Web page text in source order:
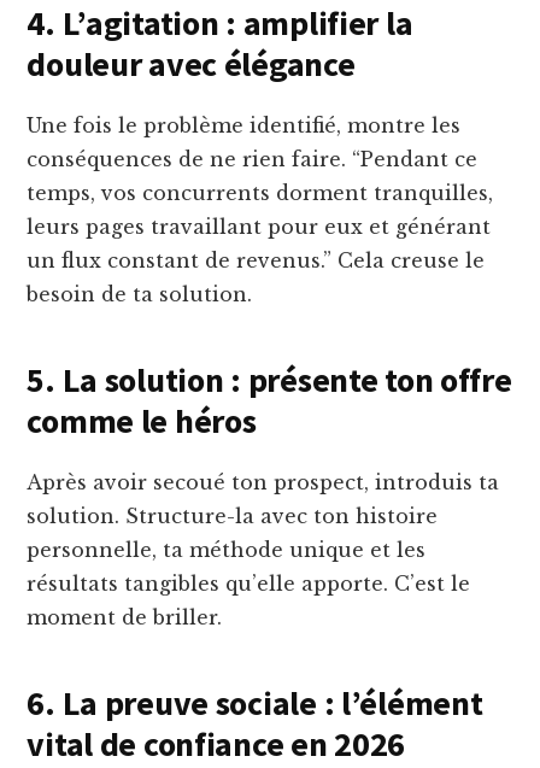
4. L’agitation : amplifier la
douleur avec élégance
Une fois le problème identifié, montre les
conséquences de ne rien faire. “Pendant ce
temps, vos concurrents dorment tranquilles,
leurs pages travaillant pour eux et générant
un flux constant de revenus.” Cela creuse le
besoin de ta solution.
5. La solution : présente ton offre
comme le héros
Après avoir secoué ton prospect, introduis ta
solution. Structure-la avec ton histoire
personnelle, ta méthode unique et les
résultats tangibles qu’elle apporte. C’est le
moment de briller.
6. La preuve sociale : l’élément
vital de confiance en 2026